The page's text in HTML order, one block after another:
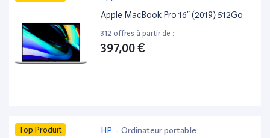
Apple MacBook Pro 16” (2019) 512Go
312 offres à partir de :
397,00 €
Top Produit HP - Ordinateur portable